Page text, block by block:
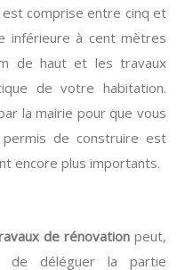
est comprise entre cinq et
inférieure à cent mètres
de haut et les travaux
de votre habitation.
la mairie pour que vous
de construire est
encore plus importants.
de rénovation peut,
de déléguer la partie